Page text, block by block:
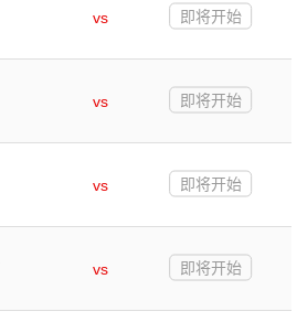
vs
即将开始
vs
即将开始
vs
即将开始
vs
即将开始